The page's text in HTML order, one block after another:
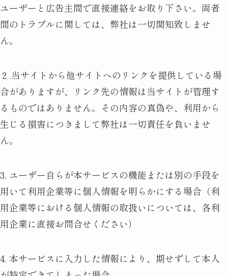
ユーザーと広告主間で直接連絡をお取り下さい。両者
間のトラブルに関しては、弊社は一切関知致しませ
ん。
２.当サイトから他サイトへのリンクを提供している場
合がありますが、リンク先の情報は当サイトが管理す
るものではありません。その内容の真偽や、利用から
生じる損害につきまして弊社は一切責任を負いませ
ん。
3. ユーザー自らが本サービスの機能または別の手段を
用いて利用企業等に個人情報を明らかにする場合（利
用企業等における個人情報の取扱いについては、各利
用企業に直接お問合せください）
4. 本サービスに入力した情報により、期せずして本人